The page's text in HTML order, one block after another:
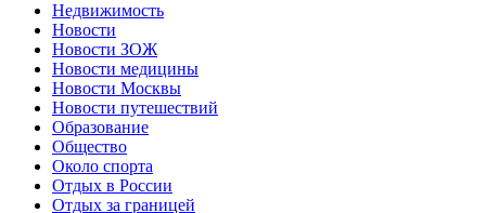
Недвижимость
Новости
Новости ЗОЖ
Новости медицины
Новости Москвы
Новости путешествий
Образование
Общество
Около спорта
Отдых в России
Отдых за границей